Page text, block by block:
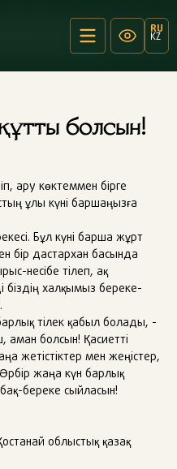
RU
KZ
болсын!
ару көктеммен бірге
ұлы күні баршаңызға
Бұл күні барша жұрт
бір дастархан басында
несібе тілеп, ақ
біздің халқымыз береке-
тілек қабыл болады, -
аман болсын! Қасиетті
жетістіктер мен жеңістер,
жаңа күн барлық
береке сыйласын!
облыстық қазақ